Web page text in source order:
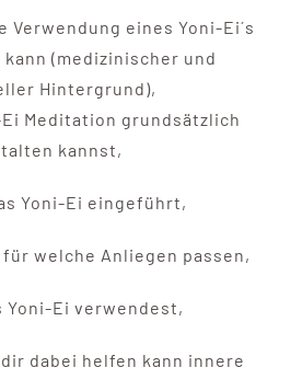
Verwendung eines Yoni-Ei´s
(medizinischer und
Hintergrund),
Meditation grundsätzlich
kannst,
Yoni-Ei eingeführt,
welche Anliegen passen,
Yoni-Ei verwendest,
dabei helfen kann innere